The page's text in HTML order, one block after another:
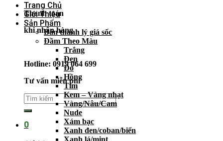
Thanh toán
khi nhận hàng
Hotline: 0919 064 699
Tư vấn miễn phí
0
Trang Chủ
Giới Thiệu
Sản Phẩm
Bán thanh lý giá sốc
Đầm Theo Màu
Trắng
Đen
Đỏ
Hồng
Tím
Kem – Vàng nhạt
Vàng/Nâu/Cam
Nude
Xám bạc
Xanh đen/coban/biển
Xanh lá/mint